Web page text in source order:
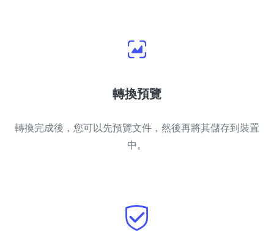
轉換預覽
轉換完成後，您可以先預覽文件，然後再將其儲存到裝置
中。